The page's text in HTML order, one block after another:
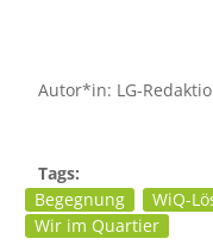
Autor*in: LG-
Tags:
Begegnung
WiQ-
Wir im Quartier